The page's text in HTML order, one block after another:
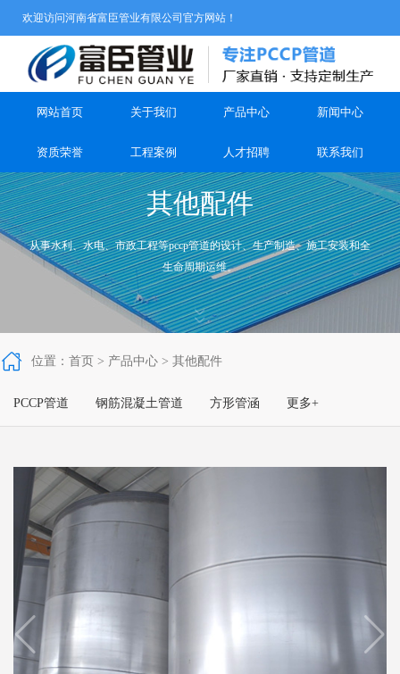
欢迎访问河南省富臣管业有限公司官方网站！
网站首页 关于我们 产品中心 新闻中心
资质荣誉 工程案例 人才招聘 联系我们
其他配件
从事水利、水电、市政工程等pccp管道的设计、生产制造、施工安装和全
生命周期运维。


 位置： 首页 > 产品中心 > 其他配件
PCCP管道 钢筋混凝土管道 方形管涵 更多+